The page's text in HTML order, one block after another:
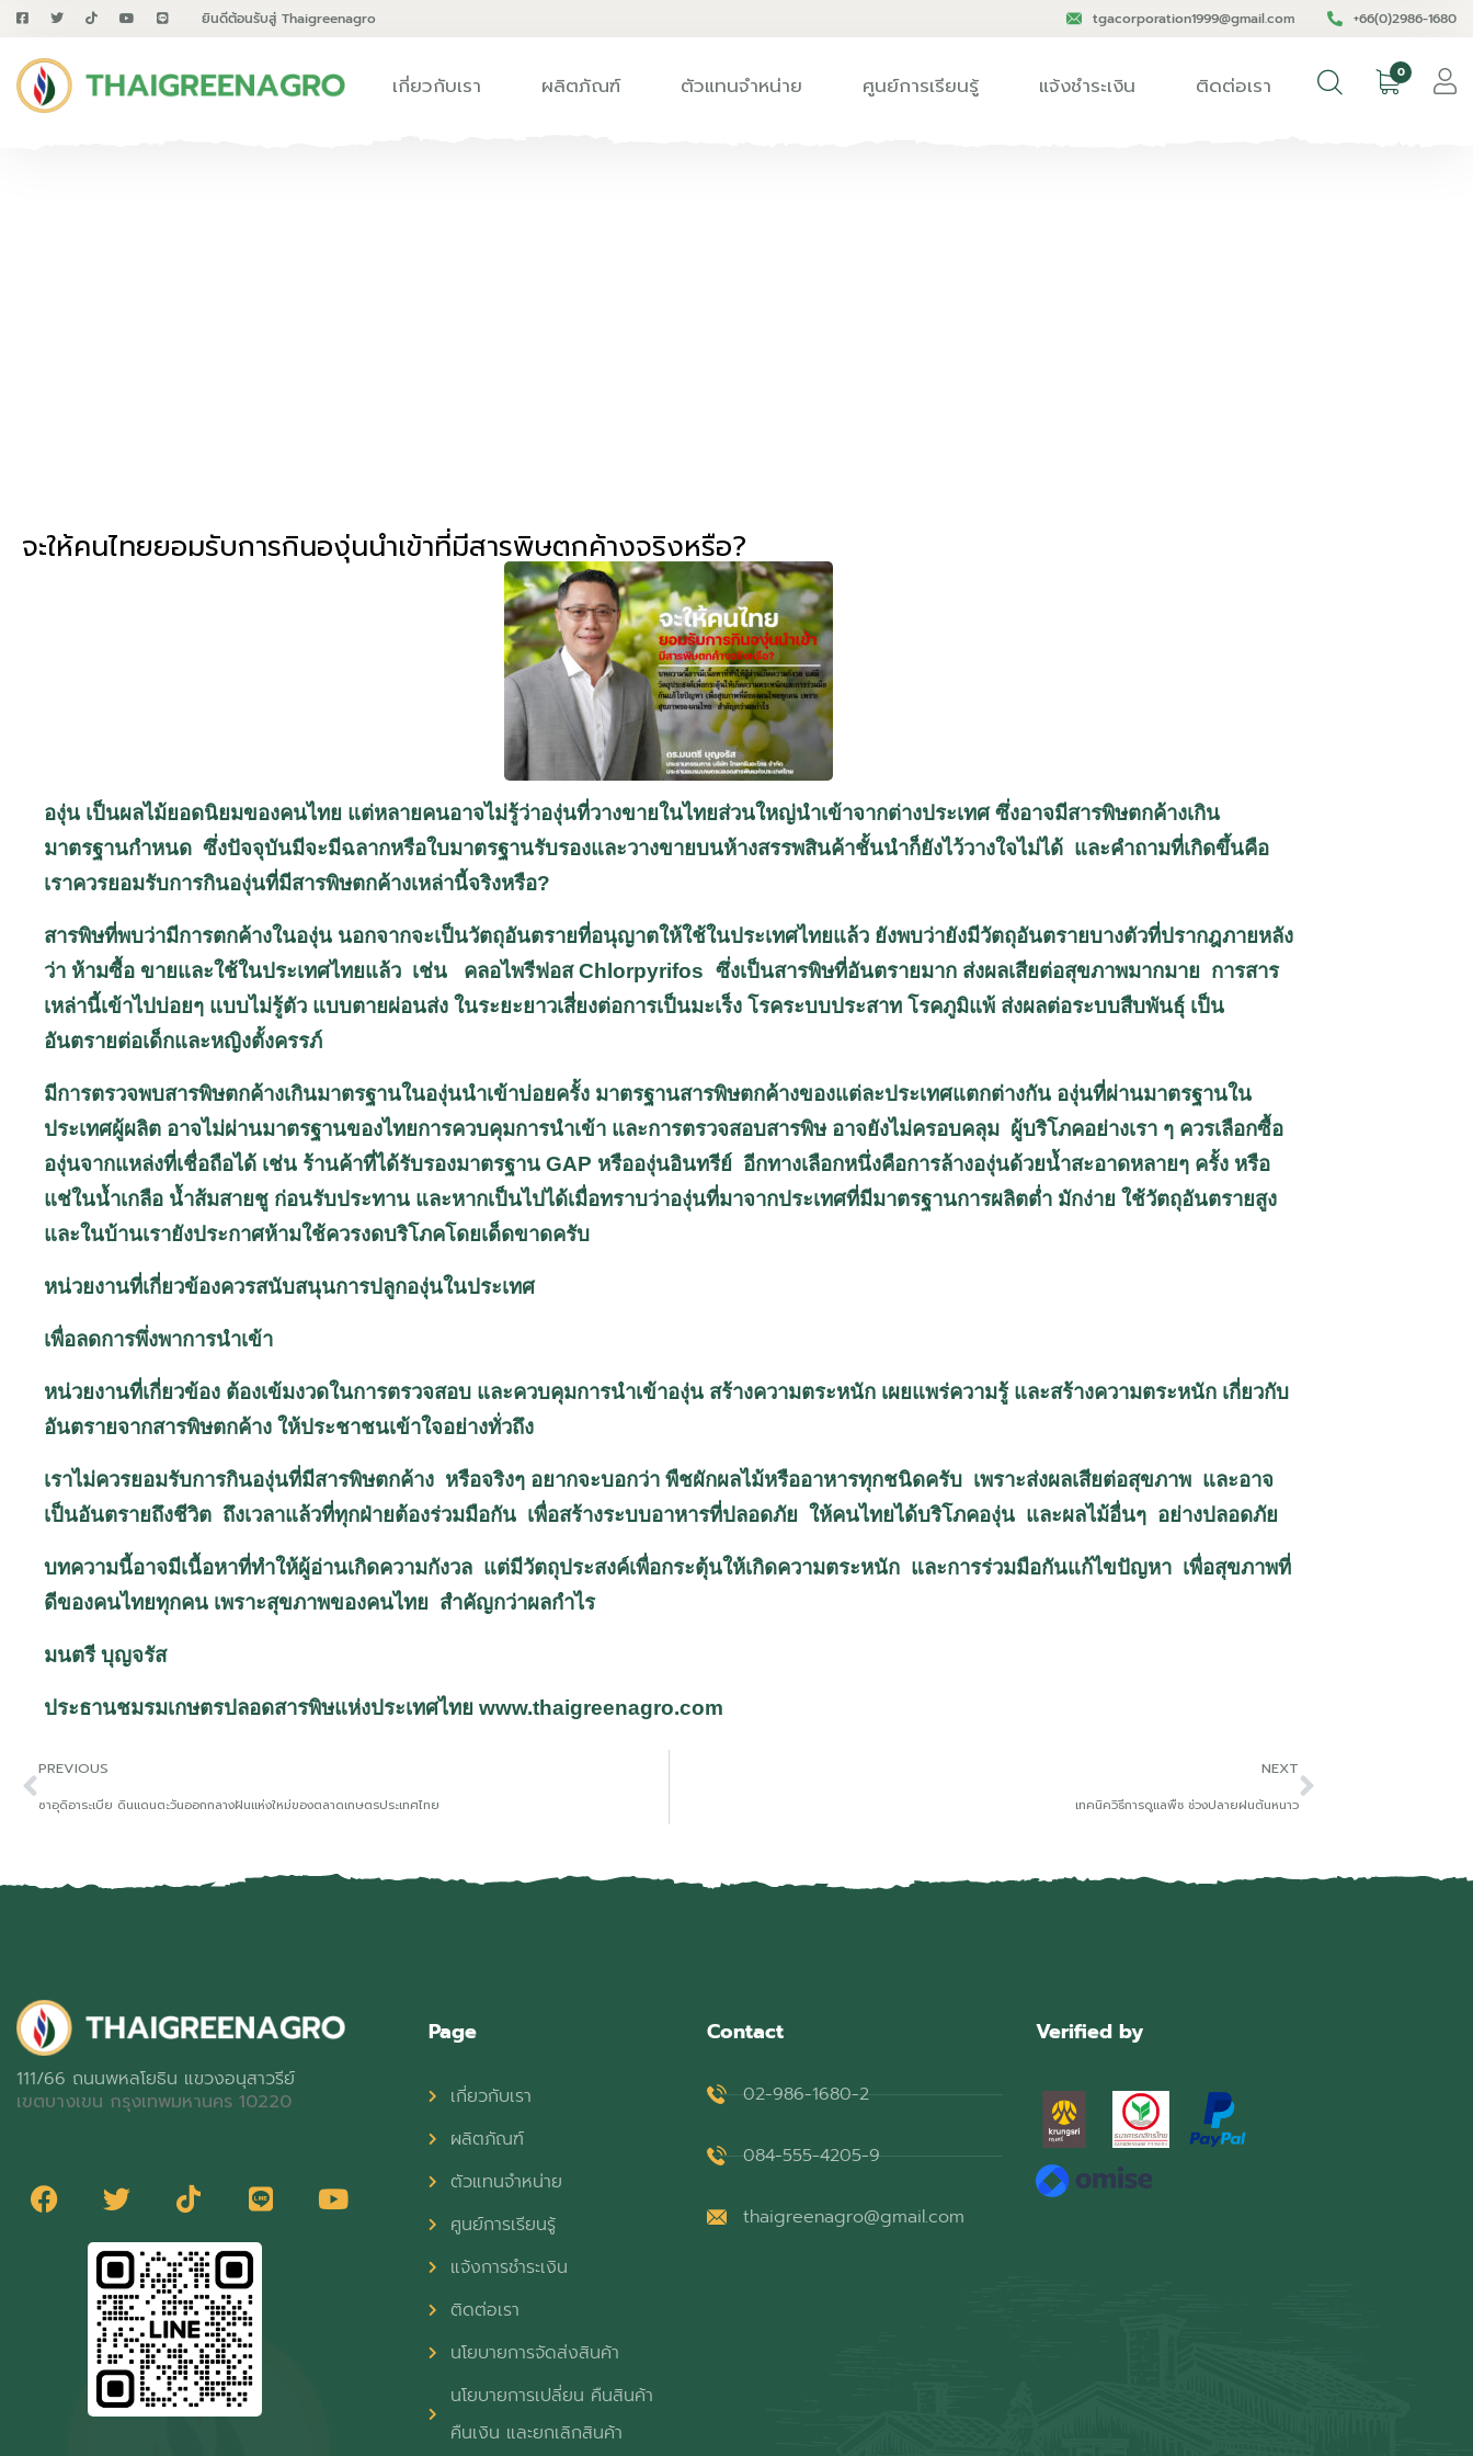
ยินดีต้อนรับสู่ Thaigreenagro tgacorporation1999@gmail.com +66(0)2986-1680
เกี่ยวกับเรา ผลิตภัณฑ์ ตัวแทนจำหน่าย ศูนย์การเรียนรู้ แจ้งชำระเงิน ติดต่อเรา 0
จะให้คนไทยยอมรับการกินองุ่นนำเข้าที่มีสารพิษตกค้างจริงหรือ?
องุ่น เป็นผลไม้ยอดนิยมของคนไทย แต่หลายคนอาจไม่รู้ว่าองุ่นที่วางขายในไทยส่วนใหญ่นำเข้าจากต่างประเทศ ซึ่งอาจมีสารพิษตกค้างเกิน
มาตรฐานกำหนด ซึ่งปัจจุบันมีจะมีฉลากหรือใบมาตรฐานรับรองและวางขายบนห้างสรรพสินค้าชั้นนำก็ยังไว้วางใจไม่ได้ และคำถามที่เกิดขึ้นคือ
เราควรยอมรับการกินองุ่นที่มีสารพิษตกค้างเหล่านี้จริงหรือ?
สารพิษที่พบว่ามีการตกค้างในองุ่น นอกจากจะเป็นวัตถุอันตรายที่อนุญาตให้ใช้ในประเทศไทยแล้ว ยังพบว่ายังมีวัตถุอันตรายบางตัวที่ปรากฎภายหลัง
ว่า ห้ามซื้อ ขายและใช้ในประเทศไทยแล้ว เช่น คลอไพรีฟอสChlorpyrifos ซึ่งเป็นสารพิษที่อันตรายมาก ส่งผลเสียต่อสุขภาพมากมาย การสาร
เหล่านี้เข้าไปบ่อยๆ แบบไม่รู้ตัว แบบตายผ่อนส่ง ในระยะยาวเสี่ยงต่อการเป็นมะเร็ง โรคระบบประสาท โรคภูมิแพ้ ส่งผลต่อระบบสืบพันธุ์ เป็น
อันตรายต่อเด็กและหญิงตั้งครรภ์
มีการตรวจพบสารพิษตกค้างเกินมาตรฐานในองุ่นนำเข้าบ่อยครั้ง มาตรฐานสารพิษตกค้างของแต่ละประเทศแตกต่างกัน องุ่นที่ผ่านมาตรฐานใน
ประเทศผู้ผลิต อาจไม่ผ่านมาตรฐานของไทยการควบคุมการนำเข้า และการตรวจสอบสารพิษ อาจยังไม่ครอบคลุม ผู้บริโภคอย่างเรา ๆ ควรเลือกซื้อ
องุ่นจากแหล่งที่เชื่อถือได้ เช่น ร้านค้าที่ได้รับรองมาตรฐาน GAP หรือองุ่นอินทรีย์ อีกทางเลือกหนึ่งคือการล้างองุ่นด้วยน้ำสะอาดหลายๆ ครั้ง หรือ
แช่ในน้ำเกลือ น้ำส้มสายชู ก่อนรับประทาน และหากเป็นไปได้เมื่อทราบว่าองุ่นที่มาจากประเทศที่มีมาตรฐานการผลิตต่ำ มักง่าย ใช้วัตถุอันตรายสูง
และในบ้านเรายังประกาศห้ามใช้ควรงดบริโภคโดยเด็ดขาดครับ
หน่วยงานที่เกี่ยวข้องควรสนับสนุนการปลูกองุ่นในประเทศ
เพื่อลดการพึ่งพาการนำเข้า
หน่วยงานที่เกี่ยวข้อง ต้องเข้มงวดในการตรวจสอบ และควบคุมการนำเข้าองุ่น สร้างความตระหนัก เผยแพร่ความรู้ และสร้างความตระหนัก เกี่ยวกับ
อันตรายจากสารพิษตกค้าง ให้ประชาชนเข้าใจอย่างทั่วถึง
เราไม่ควรยอมรับการกินองุ่นที่มีสารพิษตกค้าง หรือจริงๆ อยากจะบอกว่า พืชผักผลไม้หรืออาหารทุกชนิดครับ เพราะส่งผลเสียต่อสุขภาพ และอาจ
เป็นอันตรายถึงชีวิต ถึงเวลาแล้วที่ทุกฝ่ายต้องร่วมมือกัน เพื่อสร้างระบบอาหารที่ปลอดภัย ให้คนไทยได้บริโภคองุ่น และผลไม้อื่นๆ อย่างปลอดภัย
บทความนี้อาจมีเนื้อหาที่ทำให้ผู้อ่านเกิดความกังวล แต่มีวัตถุประสงค์เพื่อกระตุ้นให้เกิดความตระหนัก และการร่วมมือกันแก้ไขปัญหา เพื่อสุขภาพที่
ดีของคนไทยทุกคน เพราะสุขภาพของคนไทย สำคัญกว่าผลกำไร
มนตรี บุญจรัส
ประธานชมรมเกษตรปลอดสารพิษแห่งประเทศไทย www.thaigreenagro.com
PREVIOUS
ซาอุดิอาระเบีย ดินแดนตะวันออกกลางฝันแห่งใหม่ของตลาดเกษตรประเทศไทย
NEXT
เทคนิควิธีการดูแลพืช ช่วงปลายฝนต้นหนาว
111/66 ถนนพหลโยธิน แขวงอนุสาวรีย์
เขตบางเขน กรุงเทพมหานคร 10220
Page
เกี่ยวกับเรา
ผลิตภัณฑ์
ตัวแทนจำหน่าย
ศูนย์การเรียนรู้
แจ้งการชำระเงิน
ติดต่อเรา
นโยบายการจัดส่งสินค้า
นโยบายการเปลี่ยน คืนสินค้า
คืนเงิน และยกเลิกสินค้า
Contact
02-986-1680-2
084-555-4205-9
thaigreenagro@gmail.com
Verified by